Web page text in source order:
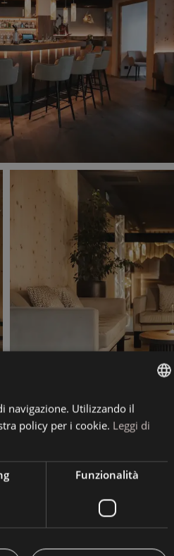
GERMAN
navigazione. Utilizzando il
policy per i cookie. Leggi di
Funzionalità